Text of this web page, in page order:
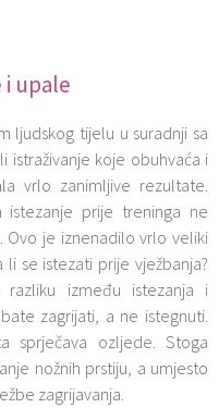
i upale
ljudskog tijelu u suradnji sa
istraživanje koje obuhvaća i
vrlo zanimljive rezultate.
istezanje prije treninga ne
Ovo je iznenadilo vrlo veliki
se istezati prije vježbanja?
između istezanja i
zagrijati, a ne istegnuti.
sprječava ozljede. Stoga
nožnih prstiju, a umjesto
zagrijavanja.